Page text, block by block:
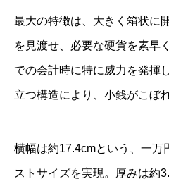
最大の特徴は、大きく箱状に
を見渡せ、必要な硬貨を素早
での会計時に特に威力を発揮
立つ構造により、小銭がこぼ
横幅は約17.4cmという、一万
ストサイズを実現。厚みは約